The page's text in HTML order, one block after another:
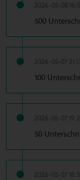
2026-05-08
500
2026-05-07
100
2026-05-07
50
2026-05-07